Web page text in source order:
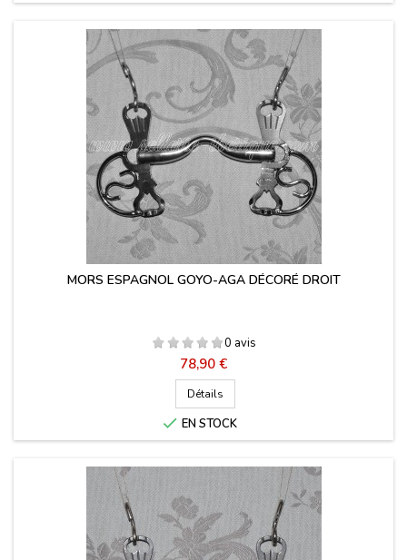
MORS ESPAGNOL GOYO-AGA DÉCORÉ DROIT
0 avis
Prix
78,90 €
Détails
 EN STOCK